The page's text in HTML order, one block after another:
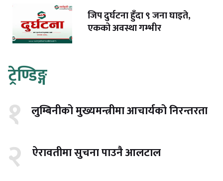
जिप दुर्घटना हुँदा ९ जना घाइते,
एकको अवस्था गम्भीर
ट्रेण्डिङ्ग
१ लुम्बिनीको मुख्यमन्त्रीमा आचार्यको निरन्तरता
२ ऐरावतीमा सुचना पाउनै आलटाल